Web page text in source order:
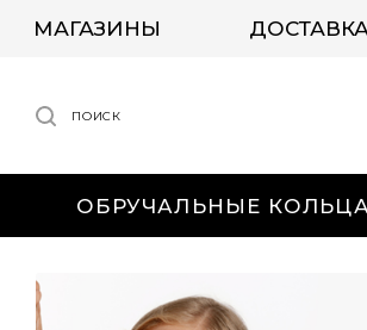
МАГАЗИНЫ
ПОИСК
ОБРУЧАЛЬНЫЕ